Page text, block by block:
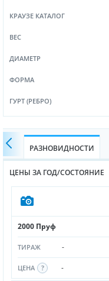
КРАУЗЕ КАТАЛОГ
ВЕС
ДИАМЕТР
ФОРМА
ГУРТ (РЕБРО)
РАЗНОВИДНОСТИ
ЦЕНЫ ЗА ГОД/СОСТОЯНИЕ
2000 Пруф
ТИРАЖ -
ЦЕНА -